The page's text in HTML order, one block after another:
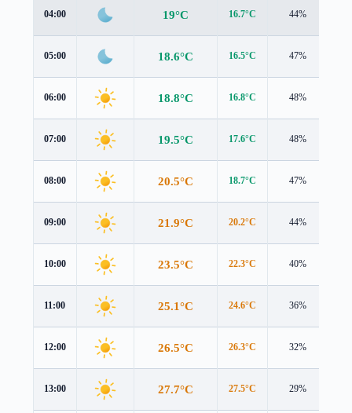
04:00 19°C 16.7°C 44%
05:00 18.6°C 16.5°C 47%
06:00 18.8°C 16.8°C 48%
07:00 19.5°C 17.6°C 48%
08:00 20.5°C 18.7°C 47%
09:00 21.9°C 20.2°C 44%
10:00 23.5°C 22.3°C 40%
11:00 25.1°C 24.6°C 36%
12:00 26.5°C 26.3°C 32%
13:00 27.7°C 27.5°C 29%